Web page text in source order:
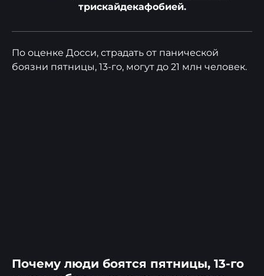
трискайдекафобией.
По оценке Досси, страдать от панической
боязни пятницы, 13-го, могут до 21 млн человек.
Почему люди боятся пятницы, 13-го